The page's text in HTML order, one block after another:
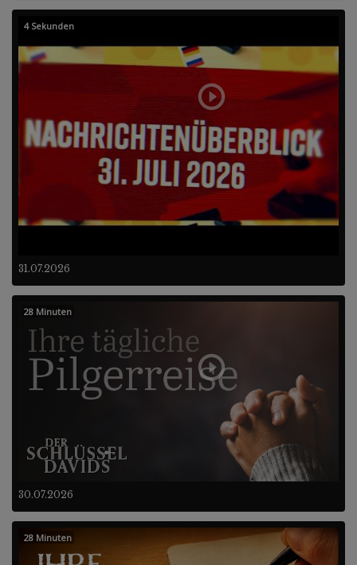
31.07.2026
4 Sekunden
30.07.2026
28 Minuten
28 Minuten